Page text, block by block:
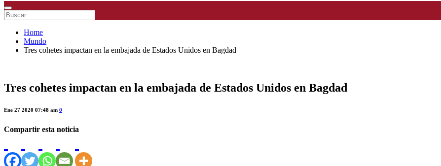
Home
Mundo
Tres cohetes impactan en la embajada de Estados Unidos en Bagdad
Tres cohetes impactan en la embajada de Estados Unidos en Bagdad
Ene 27 2020 07:48 am 0
Compartir esta noticia